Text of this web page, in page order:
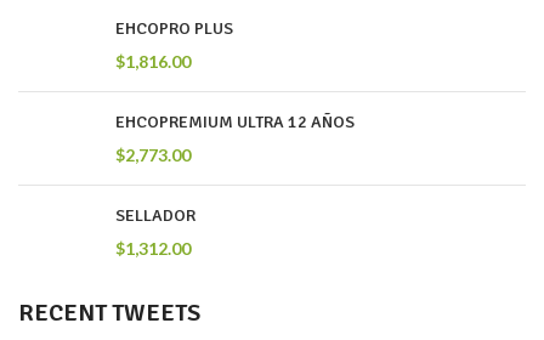
EHCOPRO PLUS
$1,816.00
EHCOPREMIUM ULTRA 12 AÑOS
$2,773.00
SELLADOR
$1,312.00
RECENT TWEETS